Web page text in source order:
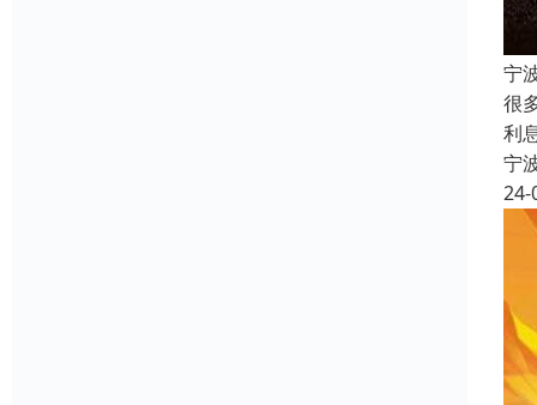
宁
很
利
宁
24-